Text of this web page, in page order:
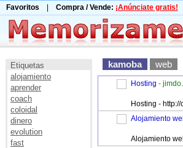
Favoritos Compra / Vende: ¡Anúnciate gratis!
Etiquetas
alojamiento
aprender
coach
coloidal
dinero
evolution
fast
kamoba web
Hosting -
Hosting -
Alojamiento
Alojamiento